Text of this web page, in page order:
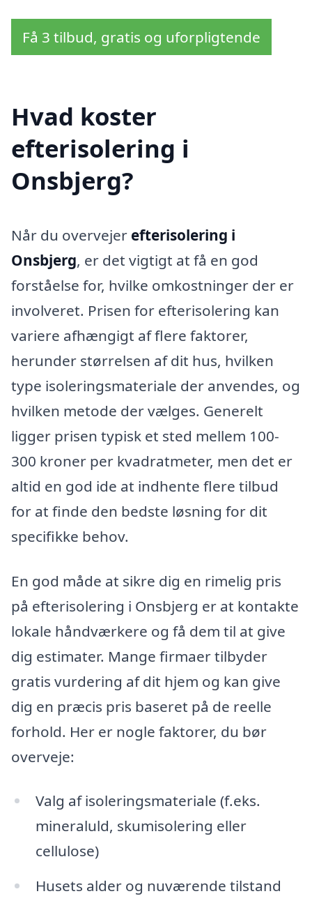
Få 3 tilbud, gratis og uforpligtende
Hvad koster
efterisolering i
Onsbjerg?
Når du overvejer efterisolering i
Onsbjerg, er det vigtigt at få en god
forståelse for, hvilke omkostninger der er
involveret. Prisen for efterisolering kan
variere afhængigt af flere faktorer,
herunder størrelsen af dit hus, hvilken
type isoleringsmateriale der anvendes, og
hvilken metode der vælges. Generelt
ligger prisen typisk et sted mellem 100-
300 kroner per kvadratmeter, men det er
altid en god ide at indhente flere tilbud
for at finde den bedste løsning for dit
specifikke behov.
En god måde at sikre dig en rimelig pris
på efterisolering i Onsbjerg er at kontakte
lokale håndværkere og få dem til at give
dig estimater. Mange firmaer tilbyder
gratis vurdering af dit hjem og kan give
dig en præcis pris baseret på de reelle
forhold. Her er nogle faktorer, du bør
overveje:
Valg af isoleringsmateriale (f.eks.
mineraluld, skumisolering eller
cellulose)
Husets alder og nuværende tilstand